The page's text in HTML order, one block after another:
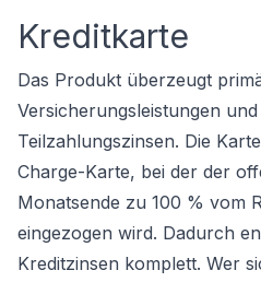
Kreditkarte
Das Produkt überzeugt
Versicherungsleistungen
Teilzahlungszinsen. Die
Charge-Karte, bei der der
Monatsende zu 100 % vom
eingezogen wird. Dadurch
Kreditzinsen komplett. Wer